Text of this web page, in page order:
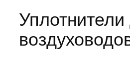
Уплотнители